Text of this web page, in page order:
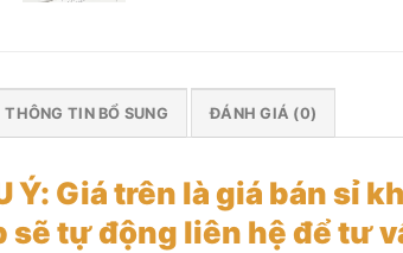
THÔNG TIN BỔ SUNG ĐÁNH GIÁ (0)
Ý: Giá trên là giá bán sỉ
sẽ tự động liên hệ để tư